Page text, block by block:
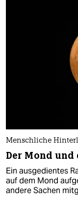
Menschliche
Der Mond
Ein ausgedientes
auf dem Mond
andere Sachen